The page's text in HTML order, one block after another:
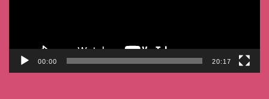
00:00 20:17